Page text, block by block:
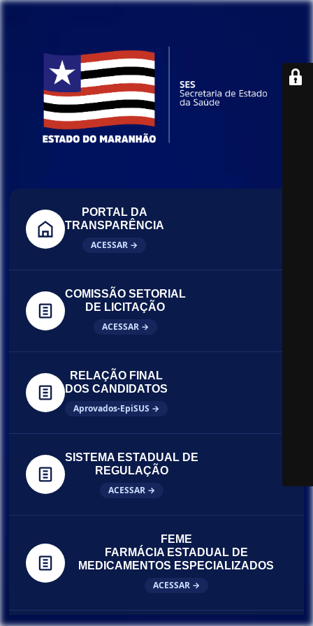
PORTAL DA
TRANSPARÊNCIA
ACESSAR →
COMISSÃO SETORIAL
DE LICITAÇÃO
ACESSAR →
RELAÇÃO FINAL
DOS CANDIDATOS
Aprovados-EpiSUS →
SISTEMA ESTADUAL DE
REGULAÇÃO
ACESSAR →
FEME
FARMÁCIA ESTADUAL DE
MEDICAMENTOS ESPECIALIZADOS
ACESSAR →